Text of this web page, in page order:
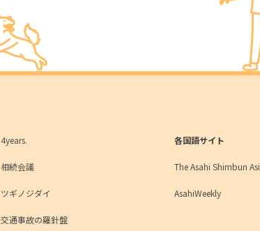
4years.
相続会議
ツギノジダイ
交通事故の羅針盤
各国語サイト
The Asahi Shimbun
AsahiWeekly